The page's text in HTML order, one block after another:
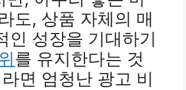
도, 상품 자체의 매
인 성장을 기대하기
를 유지한다는 것
면 엄청난 광고 비